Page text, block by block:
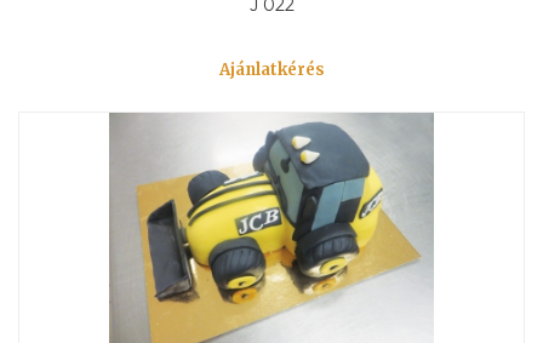
J 022
Ajánlatkérés